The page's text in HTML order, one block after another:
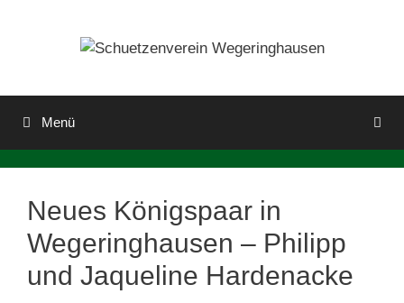
Menü
Neues Königspaar in
Wegeringhausen – Philipp
und Jaqueline Hardenacke